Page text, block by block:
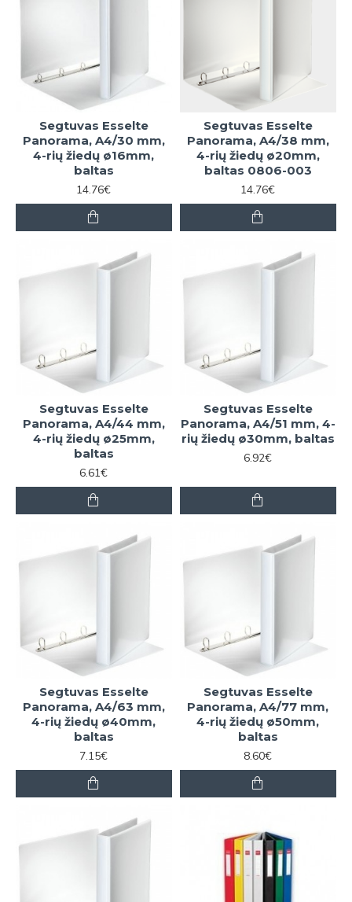
Segtuvas Esselte
Panorama, A4/30 mm,
4-rių žiedų ø16mm,
baltas
14.76€
Segtuvas Esselte
Panorama, A4/38 mm,
4-rių žiedų ø20mm,
baltas 0806-003
14.76€
Segtuvas Esselte
Panorama, A4/44 mm,
4-rių žiedų ø25mm,
baltas
6.61€
Segtuvas Esselte
Panorama, A4/51 mm, 4-
rių žiedų ø30mm, baltas
6.92€
Segtuvas Esselte
Panorama, A4/63 mm,
4-rių žiedų ø40mm,
baltas
7.15€
Segtuvas Esselte
Panorama, A4/77 mm,
4-rių žiedų ø50mm,
baltas
8.60€